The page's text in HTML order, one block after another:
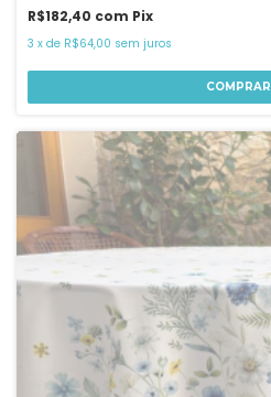
R$182,40 com Pix
3 x de R$64,00 sem juros
COMPRAR